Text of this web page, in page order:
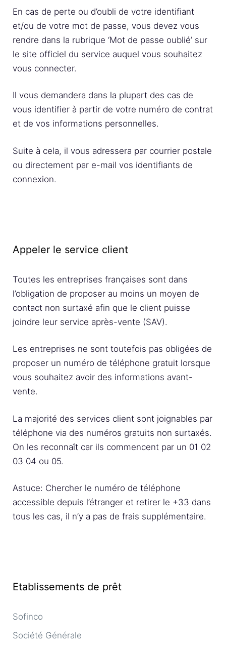
En cas de perte ou d’oubli de votre identifiant
et/ou de votre mot de passe, vous devez vous
rendre dans la rubrique ‘Mot de passe oublié’ sur
le site officiel du service auquel vous souhaitez
vous connecter.
Il vous demandera dans la plupart des cas de
vous identifier à partir de votre numéro de contrat
et de vos informations personnelles.
Suite à cela, il vous adressera par courrier postale
ou directement par e-mail vos identifiants de
connexion.
Appeler le service client
Toutes les entreprises françaises sont dans
l’obligation de proposer au moins un moyen de
contact non surtaxé afin que le client puisse
joindre leur service après-vente (SAV).
Les entreprises ne sont toutefois pas obligées de
proposer un numéro de téléphone gratuit lorsque
vous souhaitez avoir des informations avant-
vente.
La majorité des services client sont joignables par
téléphone via des numéros gratuits non surtaxés.
On les reconnaît car ils commencent par un 01 02
03 04 ou 05.
Astuce: Chercher le numéro de téléphone
accessible depuis l’étranger et retirer le +33 dans
tous les cas, il n’y a pas de frais supplémentaire.
Etablissements de prêt
Sofinco
Société Générale